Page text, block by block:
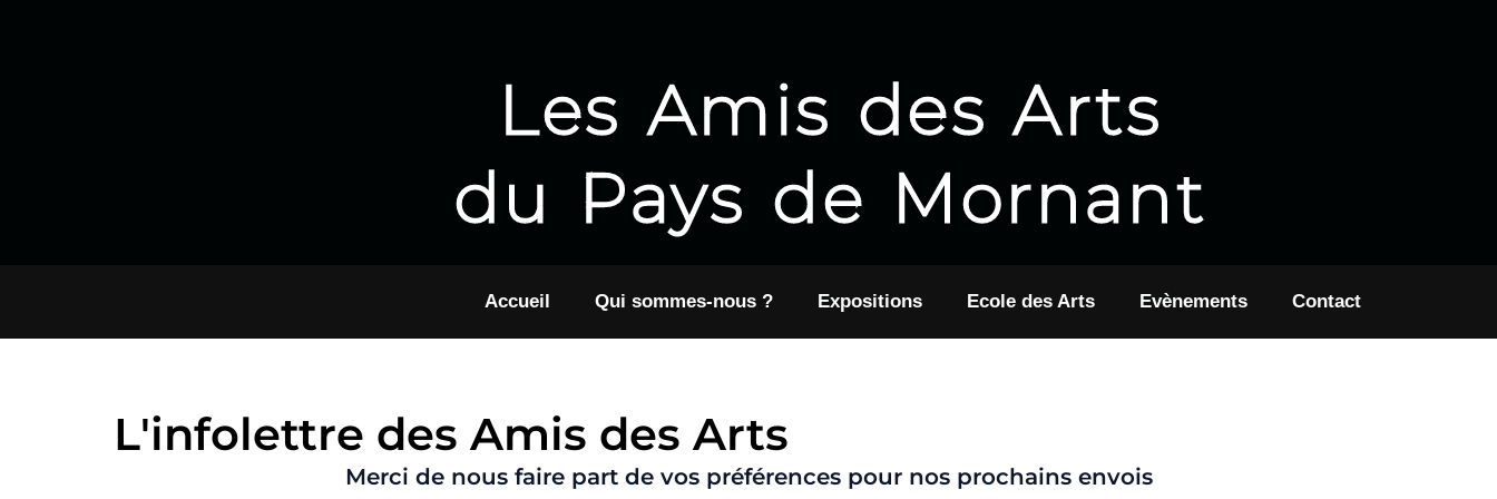
Les Amis des Arts
du Pays de Mornant
Accueil Qui sommes-nous ? Expositions Ecole des Arts Evènements Contact
L'infolettre des Amis des Arts
Merci de nous faire part de vos préférences pour nos prochains envois